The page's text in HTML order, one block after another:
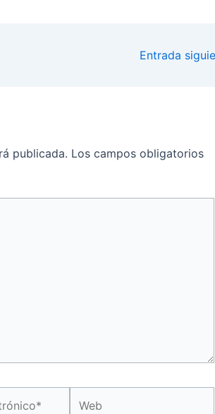
Entrada
publicada. Los campos obligatorios